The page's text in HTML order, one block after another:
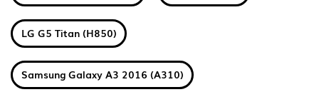
LG G5 Titan (H850)
Samsung Galaxy A3 2016 (A310)